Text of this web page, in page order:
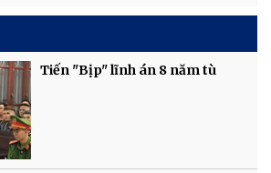
Tiến "Bịp" lĩnh án 8 năm tù